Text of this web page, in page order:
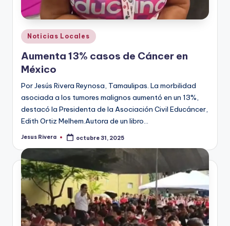
Publicado
en
Noticias Locales
Aumenta 13% casos de Cáncer en
México
Por Jesús Rivera Reynosa, Tamaulipas. La morbilidad
asociada a los tumores malignos aumentó en un 13%,
destacó la Presidenta de la Asociación Civil Educáncer,
Edith Ortiz Melhem.Autora de un libro…
Publicado
Jesus Rivera octubre 31, 2025